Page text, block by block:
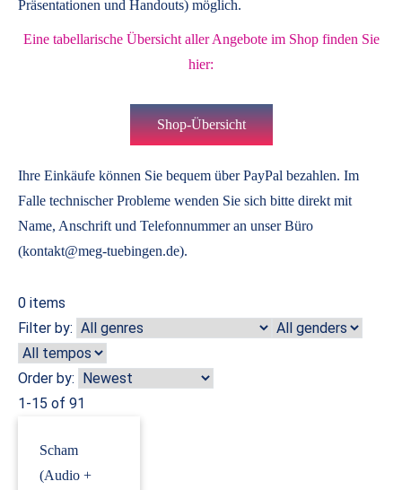
Präsentationen und Handouts) möglich.
Eine tabellarische Übersicht aller Angebote im Shop finden Sie
hier:
Shop-Übersicht
Ihre Einkäufe können Sie bequem über PayPal bezahlen. Im
Falle technischer Probleme wenden Sie sich bitte direkt mit
Name, Anschrift und Telefonnummer an unser Büro
(kontakt@meg-tuebingen.de).
0 items
Filter by:
Order by:
1-15 of 91
Scham
(Audio +